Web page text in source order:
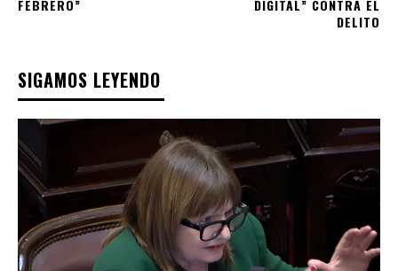
FEBRERO”
DIGITAL” CONTRA EL
DELITO
SIGAMOS LEYENDO